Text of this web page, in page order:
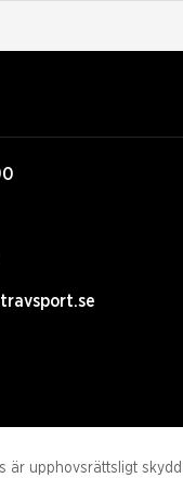
upphovsrättsligt